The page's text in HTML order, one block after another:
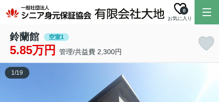
お気に入り
0
鈴蘭館 空室1
5.85万円 管理/共益費 2,300円
1/19